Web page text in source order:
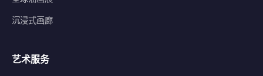
沉浸式画廊
艺术服务